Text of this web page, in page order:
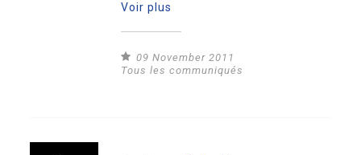
Voir plus
09 November 2011
Tous les communiqués